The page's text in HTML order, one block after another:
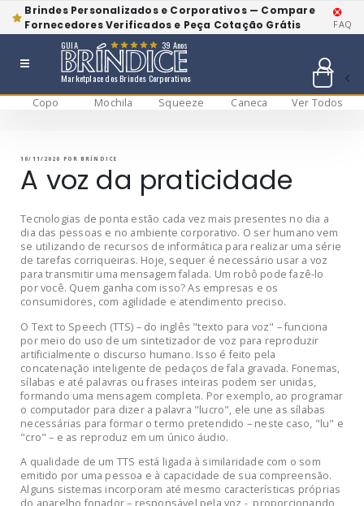
Brindes Personalizados e Corporativos — Compare
Fornecedores Verificados e Peça Cotação Grátis
FAQ
Marketplace dos Brindes Corporativos
GUIA 39 Anos
Copo Mochila Squeeze Caneca
Ver Todos
conteúdo
PUBLICADO
10/11/2020 PORBRÍNDICE
A voz da praticidade
Tecnologias de ponta estão cada vez mais presentes no dia a
dia das pessoas e no ambiente corporativo. O ser humano vem
se utilizando de recursos de informática para realizar uma série
de tarefas corriqueiras. Hoje, sequer é necessário usar a voz
para transmitir uma mensagem falada. Um robô pode fazê-lo
por você. Quem ganha com isso? As empresas e os
consumidores, com agilidade e atendimento preciso.
O Text to Speech (TTS) – do inglês "texto para voz" – funciona
por meio do uso de um sintetizador de voz para reproduzir
artificialmente o discurso humano. Isso é feito pela
concatenação inteligente de pedaços de fala gravada. Fonemas,
sílabas e até palavras ou frases inteiras podem ser unidas,
formando uma mensagem completa. Por exemplo, ao programar
o computador para dizer a palavra "lucro", ele une as sílabas
necessárias para formar o termo pretendido – neste caso, "lu" e
"cro" – e as reproduz em um único áudio.
A qualidade de um TTS está ligada à similaridade com o som
emitido por uma pessoa e à capacidade de sua compreensão.
Alguns sistemas incorporam até mesmo características próprias